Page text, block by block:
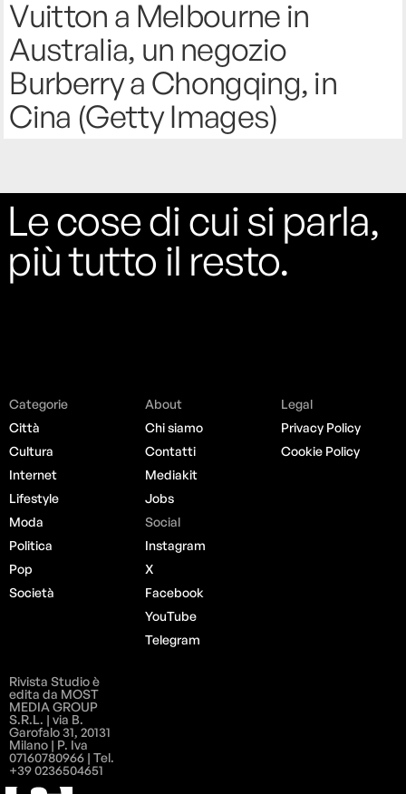
Vuitton a Melbourne in
Australia, un negozio
Burberry a Chongqing, in
Cina (Getty Images)
Le cose di cui si parla,
più tutto il resto.
Categorie
Città
Cultura
Internet
Lifestyle
Moda
Politica
Pop
Società
About
Chi siamo
Contatti
Mediakit
Jobs
Social
Instagram
X
Facebook
YouTube
Telegram
Legal
Privacy Policy
Cookie Policy
Rivista Studio è
edita da MOST
MEDIA GROUP
S.R.L. | via B.
Garofalo 31, 20131
Milano | P. Iva
07160780966 | Tel.
+39 0236504651